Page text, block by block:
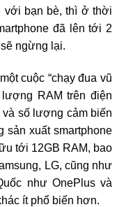
với bạn bè, thì ở thời
đã lên tới 2
ngừng lại.
cuộc “chạy đua vũ
RAM trên điện
và số lượng cảm biến
sản xuất smartphone
tới 12GB RAM, bao
LG, cũng như
như OnePlus và
ít phổ biến hơn.